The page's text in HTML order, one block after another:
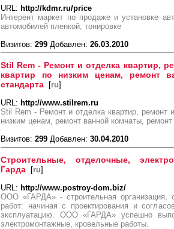
URL: http://kdmr.ru/price
Интерент маркет по продаже и установке
автомобилей пленкой, тонировке
Визитов: 299 Добавлен: 26.03.2010
Stil Rem - Ремонт и отделка квартир,
квартир по низким ценам, ремонт
стандарта [ru]
URL: http://www.stilrem.ru
Stil Rem - Ремонт и отделка квартир, ремонт
низким ценам, ремонт ванной комнаты, ремонт
Визитов: 299 Добавлен: 30.04.2010
Строительные, отделочные,
Гарда [ru]
URL: http://www.postroy-dom.biz/
ООО «ГАРДА» - строительная организация,
работ: начиная с проектирования и
эксплуатацию. ООО «ГАРДА» успешно
электромонтажные, кровельные работы.